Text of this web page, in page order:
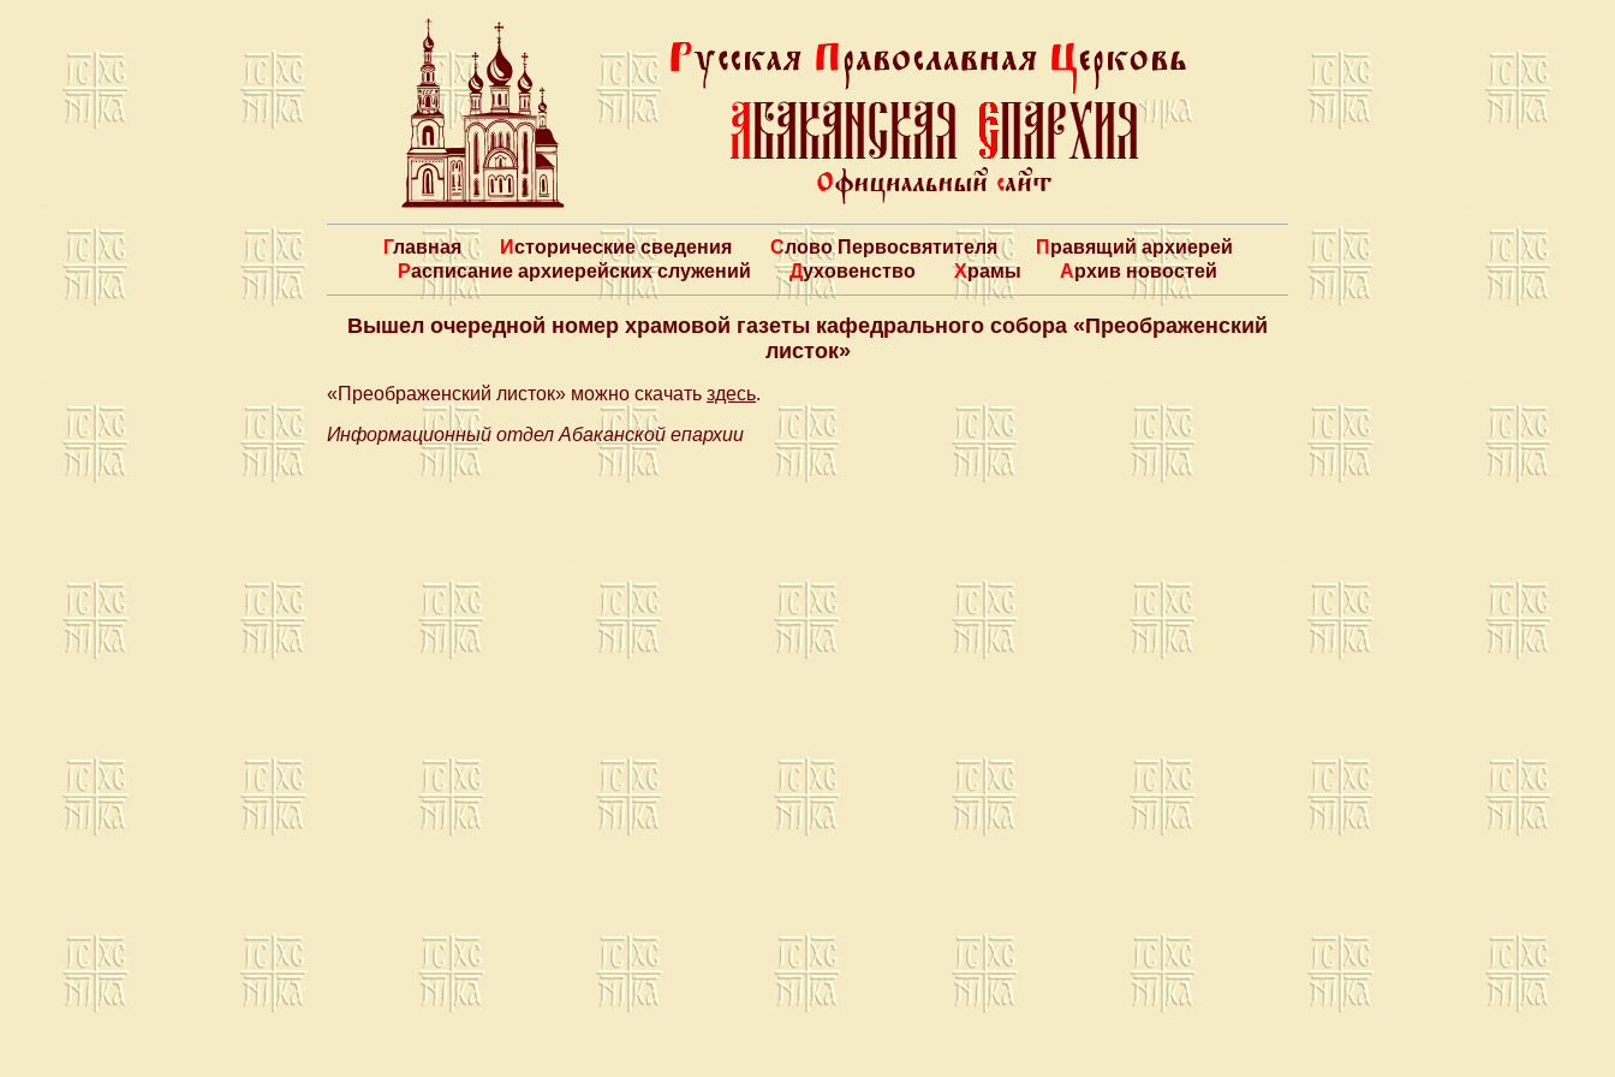
Главная Исторические сведения Слово Первосвятителя
Правящий архиерей
Расписание архиерейских служений
Духовенство Храмы Архив новостей
Вышел очередной номер храмовой газеты кафедрального собора «Преображенский
листок»
«Преображенский листок» можно скачать здесь.
Информационный отдел Абаканской епархии